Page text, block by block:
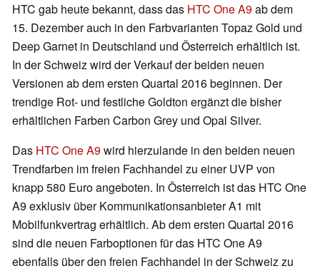
HTC gab heute bekannt, dass das HTC One A9ab dem
15. Dezember auch in den Farbvarianten Topaz Gold und
Deep Garnet in Deutschland und Österreich erhältlich ist.
In der Schweiz wird der Verkauf der beiden neuen
Versionen ab dem ersten Quartal 2016 beginnen. Der
trendige Rot- und festliche Goldton ergänzt die bisher
erhältlichen Farben Carbon Grey und Opal Silver.
Das HTC One A9wird hierzulande in den beiden neuen
Trendfarben im freien Fachhandel zu einer UVP von
knapp 580 Euro angeboten. In Österreich ist das HTC One
A9 exklusiv über Kommunikationsanbieter A1 mit
Mobilfunkvertrag erhältlich. Ab dem ersten Quartal 2016
sind die neuen Farboptionen für das HTC One A9
ebenfalls über den freien Fachhandel in der Schweiz zu